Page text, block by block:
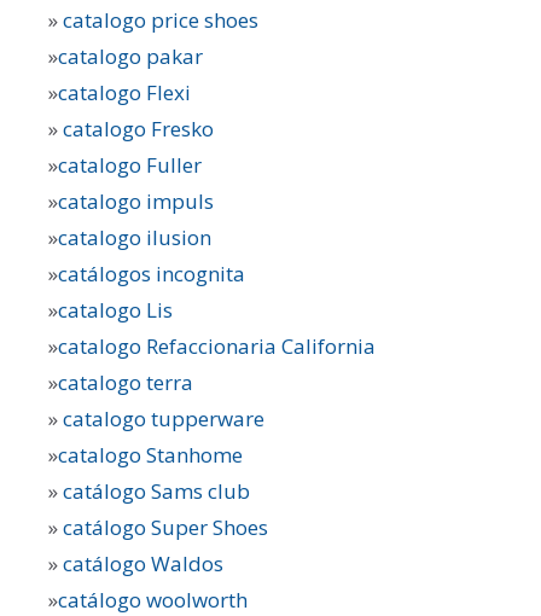
»catalogo price shoes
»catalogo pakar
»catalogo Flexi
»catalogo Fresko
»catalogo Fuller
»catalogo impuls
»catalogo ilusion
»catálogos incognita
»catalogo Lis
»catalogo Refaccionaria California
»catalogo terra
»catalogo tupperware
»catalogo Stanhome
»catálogo Sams club
»catálogo Super Shoes
»catálogo Waldos
»catálogo woolworth